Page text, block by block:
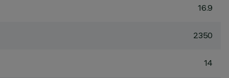
16.9
2350
14